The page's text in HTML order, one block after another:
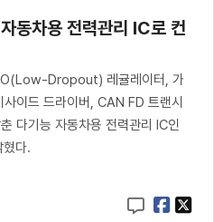
동차용 전력관리 IC로 컨
Dropout) 레귤레이터, 가
이드 드라이버, CAN FD 트랜시
다기능 자동차용 전력관리 IC인
다.